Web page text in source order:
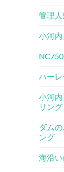
管理
小河
ハー
小河
リング
ダム
ング
海沿